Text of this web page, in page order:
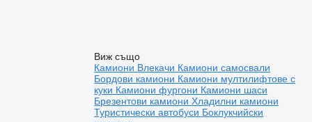
Виж също
Камиони Влекачи Камиони самосвали
Бордови камиони Камиони мултилифтове с
куки Камиони фургони Камиони шаси
Брезентови камиониХладилни камиони
Туристически автобуси Боклукчийски